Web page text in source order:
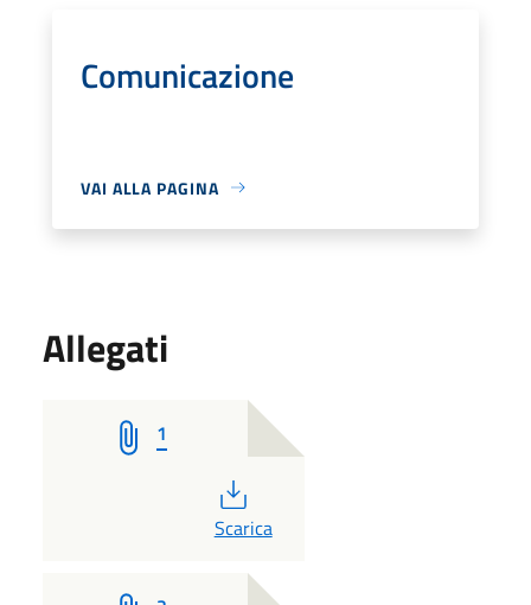
Comunicazione
VAI ALLA PAGINA
Allegati
1
PDF
Scarica